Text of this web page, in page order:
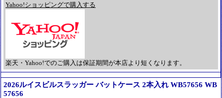
Yahoo!ショッピングで購入する
楽天・Yahoo!でのご購入は保証期間が本店より短くなります。
2026ルイスビルスラッガー バットケース 2本入れ WB57656 WB
57656